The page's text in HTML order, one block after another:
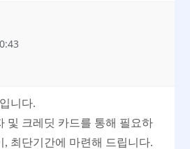
니다.
및 크레딧 카드를 통해 필요하
, 최단기간에 마련해 드립니다.